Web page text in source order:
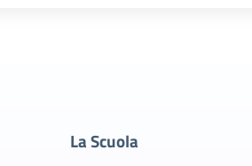
La Scuola